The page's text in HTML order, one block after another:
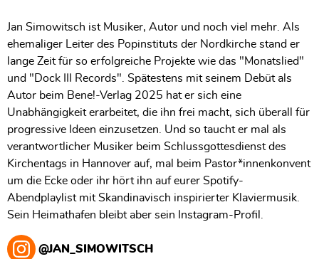
Jan Simowitsch ist Musiker, Autor und noch viel mehr. Als
ehemaliger Leiter des Popinstituts der Nordkirche stand er
lange Zeit für so erfolgreiche Projekte wie das "Monatslied"
und "Dock III Records". Spätestens mit seinem Debüt als
Autor beim Bene!-Verlag 2025 hat er sich eine
Unabhängigkeit erarbeitet, die ihn frei macht, sich überall für
progressive Ideen einzusetzen. Und so taucht er mal als
verantwortlicher Musiker beim Schlussgottesdienst des
Kirchentags in Hannover auf, mal beim Pastor*innenkonvent
um die Ecke oder ihr hört ihn auf eurer Spotify-
Abendplaylist mit Skandinavisch inspirierter Klaviermusik.
Sein Heimathafen bleibt aber sein Instagram-Profil.
@JAN_SIMOWITSCH